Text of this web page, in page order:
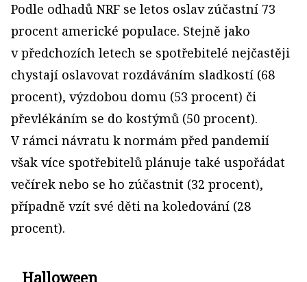
Podle odhadů NRF se letos oslav zúčastní 73
procent americké populace. Stejně jako
v předchozích letech se spotřebitelé nejčastěji
chystají oslavovat rozdáváním sladkostí (68
procent), výzdobou domu (53 procent) či
převlékáním se do kostýmů (50 procent).
V rámci návratu k normám před pandemií
však více spotřebitelů plánuje také uspořádat
večírek nebo se ho zúčastnit (32 procent),
případně vzít své děti na koledování (28
procent).
Halloween